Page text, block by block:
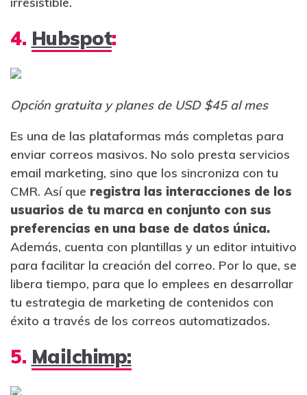
4. Hubspot:
Opción gratuita y planes de USD $45 al mes
Es una de las plataformas más completas para
enviar correos masivos. No solo presta servicios
email marketing, sino que los sincroniza con tu
CMR. Así que registra las interacciones de los
usuarios de tu marca en conjunto con sus
preferencias en una base de datos única.
Además, cuenta con plantillas y un editor intuitivo
para facilitar la creación del correo. Por lo que, se
libera tiempo, para que lo emplees en desarrollar
tu estrategia de marketing de contenidos con
éxito a través de los correos automatizados.
5. Mailchimp: